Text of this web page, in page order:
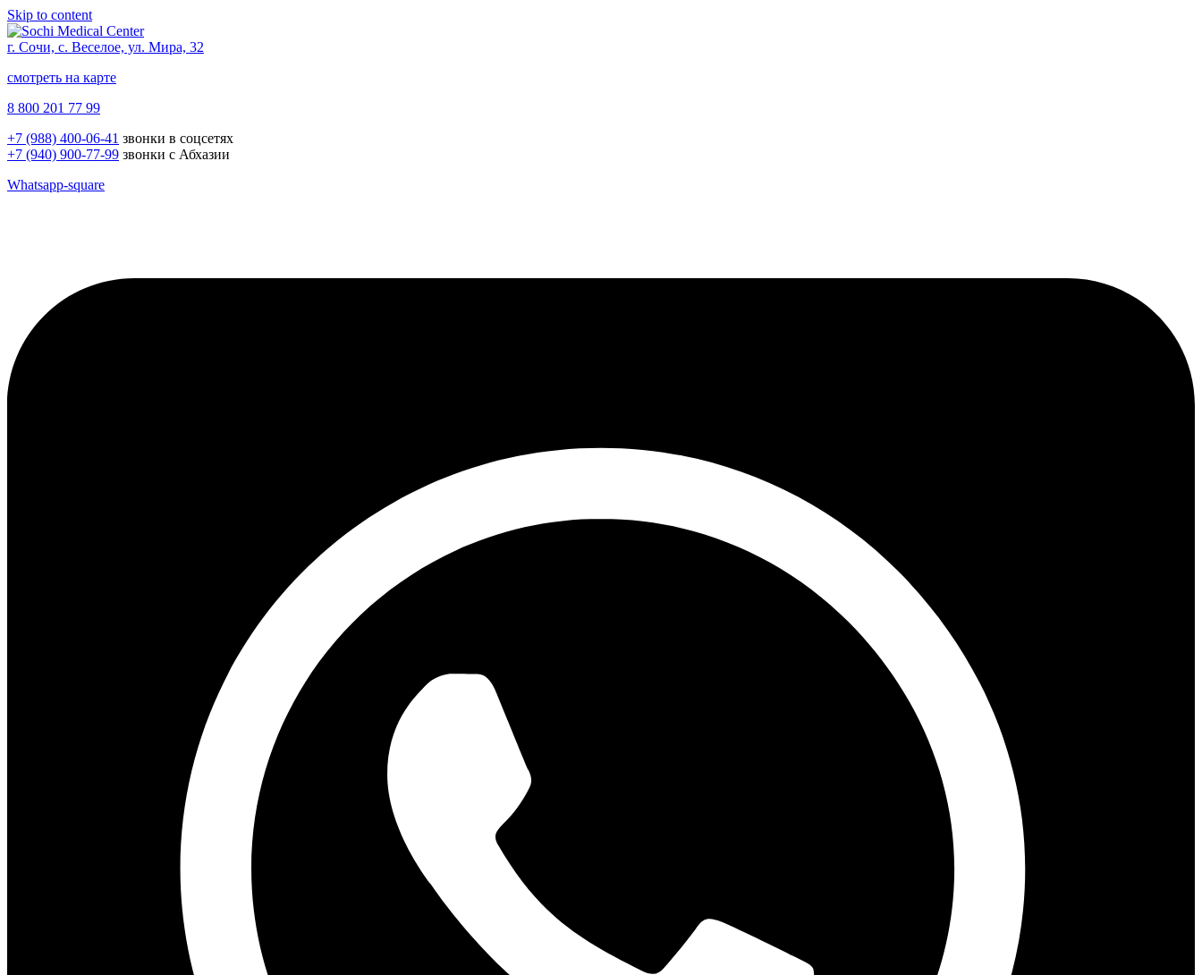
Skip to content
г. Сочи, с. Веселое, ул. Мира, 32
смотреть на карте
8 800 201 77 99
+7 (988) 400-06-41 звонки в соцсетях
+7 (940) 900-77-99 звонки с Абхазии
Whatsapp-square